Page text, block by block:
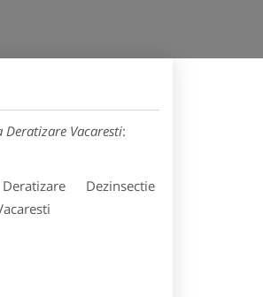
Deratizare Vacaresti: